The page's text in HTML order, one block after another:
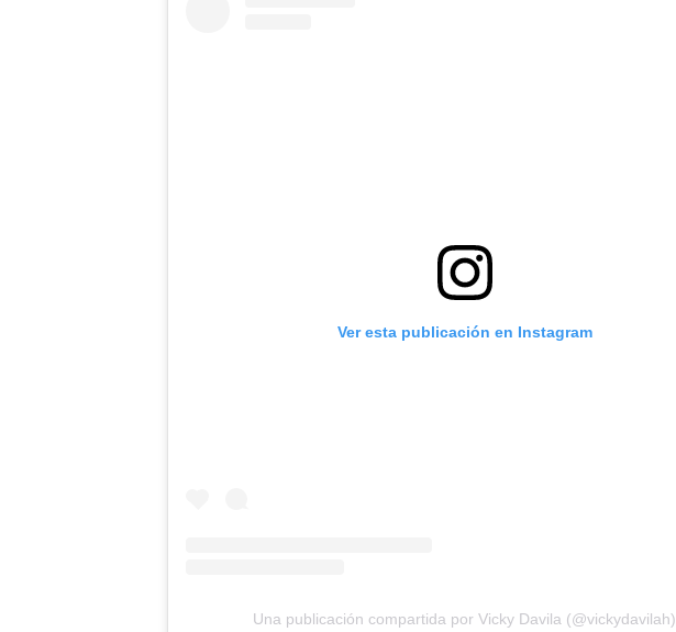
Ver esta publicación en Instagram
Una publicación compartida por Vicky Davila (@vickydavilah)